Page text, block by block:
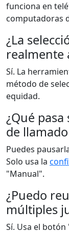
funciona en
computadoras
¿La
realmente
Sí. La
método de
equidad.
¿Qué
de
Puedes
Solo usa la
"Manual".
¿Puedo
múltiples
Sí. Usa el